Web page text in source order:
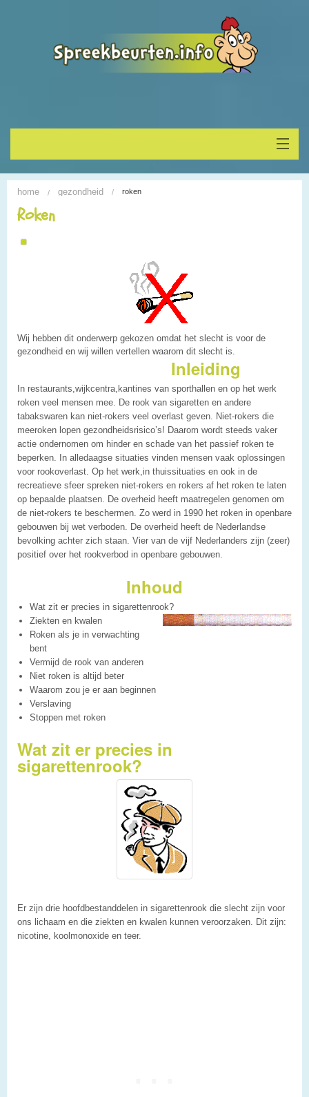
Home
Onderwerp vinden
Spreekbeurt houden
home gezondheid roken
Roken
Wij hebben dit onderwerp gekozen omdat het slecht is voor de
gezondheid en wij willen vertellen waarom dit slecht is.
Inleiding
In restaurants,wijkcentra,kantines van sporthallen en op het werk
roken veel mensen mee. De rook van sigaretten en andere
tabakswaren kan niet-rokers veel overlast geven. Niet-rokers die
meeroken lopen gezondheidsrisico’s! Daarom wordt steeds vaker
actie ondernomen om hinder en schade van het passief roken te
beperken. In alledaagse situaties vinden mensen vaak oplossingen
voor rookoverlast. Op het werk,in thuissituaties en ook in de
recreatieve sfeer spreken niet-rokers en rokers af het roken te laten
op bepaalde plaatsen. De overheid heeft maatregelen genomen om
de niet-rokers te beschermen. Zo werd in 1990 het roken in openbare
gebouwen bij wet verboden. De overheid heeft de Nederlandse
bevolking achter zich staan. Vier van de vijf Nederlanders zijn (zeer)
positief over het rookverbod in openbare gebouwen.
Inhoud
Wat zit er precies in sigarettenrook?
Ziekten en kwalen
Roken als je in verwachting
bent
Vermijd de rook van anderen
Niet roken is altijd beter
Waarom zou je er aan beginnen
Verslaving
Stoppen met roken
Wat zit er precies in
sigarettenrook?
Er zijn drie hoofdbestanddelen in sigarettenrook die slecht zijn voor
ons lichaam en die ziekten en kwalen kunnen veroorzaken. Dit zijn:
nicotine, koolmonoxide en teer.